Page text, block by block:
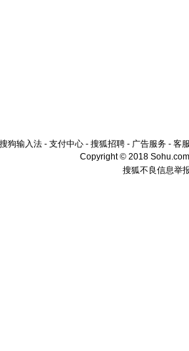
搜狗输入法 - 支付中心 - 搜狐招聘 - 广告服务 - 客
Copyright © 2018
搜狐不良信息举